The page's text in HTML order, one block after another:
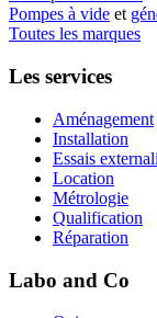
Pompes à vide et
Toutes les marques
Les services
Aménagement
Installation
Essais
Location
Métrologie
Qualification
Réparation
Labo and Co